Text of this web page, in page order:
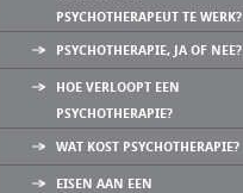
PSYCHOTHERAPEUT TE WERK?
PSYCHOTHERAPIE, JA OF NEE?
HOE VERLOOPT EEN
PSYCHOTHERAPIE?
WAT KOST PSYCHOTHERAPIE?
EISEN AAN EEN